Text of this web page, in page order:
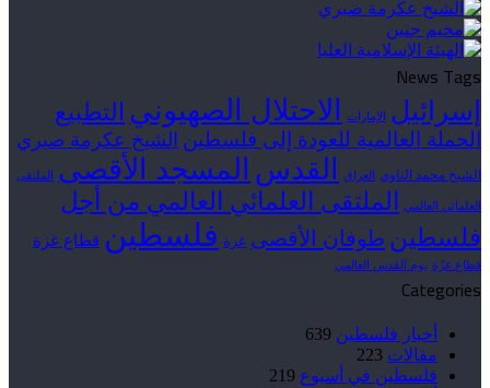
News Tags
إسرائيل الإمارات الاحتلال الصهيوني التطبيع
الحملة العالمية للعودة إلى فلسطين الشيخ عكرمة صبري
الشيخ محمد الناوي العراق القدس المسجد الأقصى الملتقى
العلمائي العالمي
الملتقى العلمائي العالمي من أجل
فلسطين طوفان الأقصى غزة فلسطين قطاع غزة
قطاع غزّة يوم القدس العالمي
Categories
أخبار فلسطين 639
مقالات 223
فلسطين في أسبوع 219